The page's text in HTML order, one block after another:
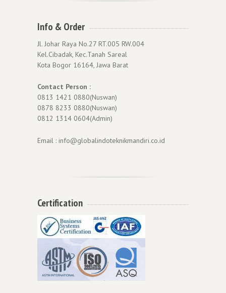
Info & Order
Jl. Johar Raya No.27 RT.005 RW.004
Kel.Cibadak, Kec.Tanah Sareal
Kota Bogor 16164, Jawa Barat
Contact Person :
0813 1421 0880(Nuswan)
0878 8233 0880(Nuswan)
0812 1314 0604(Admin)
Email : info@globalindoteknikmandiri.co.id
Certification